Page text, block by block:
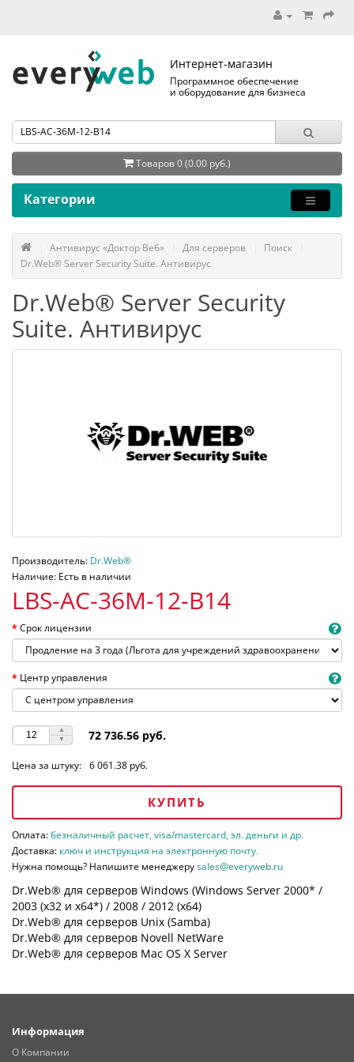
Интернет-магазин
Программное обеспечение
и оборудование для бизнеса
Товаров 0 (0.00 руб.)
Категории
Антивирус «Доктор Веб» Для серверов
Поиск
Dr.Web® Server Security Suite. Антивирус
Dr.Web® Server Security
Suite. Антивирус
Производитель: Dr.Web®
Наличие: Есть в наличии
LBS-AC-36M-12-B14
Срок лицензии
Центр управления
72 736.56 руб.
Цена за штуку: 6 061.38 руб.
КУПИТЬ
Оплата:безналичный расчет, visa/mastercard, эл. деньги и др.
Доставка: ключ и инструкция на электронную почту.
Нужна помощь? Напишите менеджеруsales@everyweb.ru
Dr.Web® для серверов Windows (Windows Server 2000* /
2003 (х32 и х64*) / 2008 / 2012 (х64)
Dr.Web® для серверов Unix (Samba)
Dr.Web® для серверов Novell NetWare
Dr.Web® для серверов Mac OS X Server
Информация
О Компании